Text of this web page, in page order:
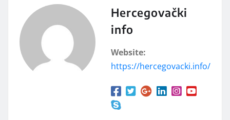
Hercegovački
info
Website:
https://hercegovacki.info/